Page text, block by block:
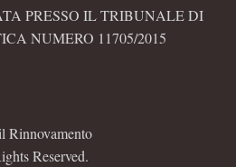
PRESSO IL TRIBUNALE DI
NUMERO 11705/2015
Rinnovamento
Reserved.